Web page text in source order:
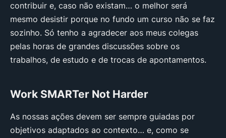
contribuir e, caso não existam… o melhor será
mesmo desistir porque no fundo um curso não se faz
sozinho. Só tenho a agradecer aos meus colegas
pelas horas de grandes discussões sobre os
trabalhos, de estudo e de trocas de apontamentos.
Work SMARTer Not Harder
As nossas ações devem ser sempre guiadas por
objetivos adaptados ao contexto… e, como se